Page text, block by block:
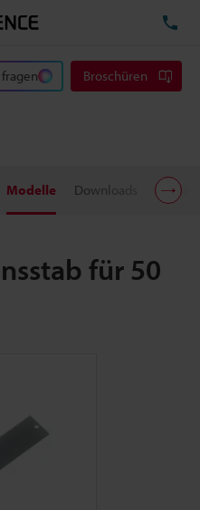
fragen Broschüren
Modelle Downloads
für 50